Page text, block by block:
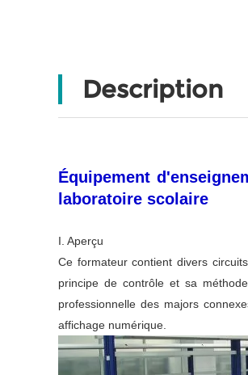
Description
Équipement
laboratoire scolaire
I. Aperçu
Ce formateur contient divers
principe de contrôle et sa
professionnelle des majors
affichage numérique.